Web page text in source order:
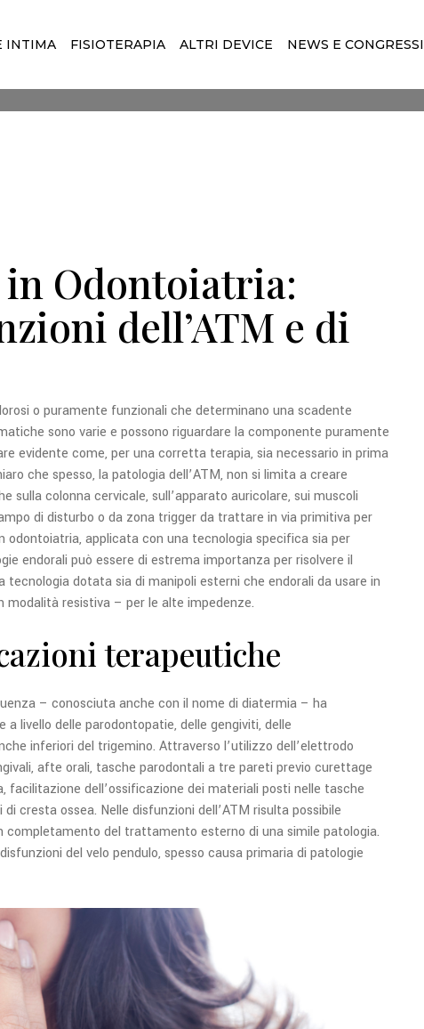
INTIMA FISIOTERAPIA ALTRI DEVICE NEWS E CONGRESSI
Odontoiatria:
dell’ATM e di
o puramente funzionali che determinano una scadente
sono varie e possono riguardare la componente puramente
evidente come, per una corretta terapia, sia necessario in prima
che spesso, la patologia dell’ATM, non si limita a creare
colonna cervicale, sull’apparato auricolare, sui muscoli
di disturbo o da zona trigger da trattare in via primitiva per
odontoiatria, applicata con una tecnologia specifica sia per
endorali può essere di estrema importanza per risolvere il
dotata sia di manipoli esterni che endorali da usare in
resistiva – per le alte impedenze.
terapeutiche
– conosciuta anche con il nome di diatermia – ha
a livello delle parodontopatie, delle gengiviti, delle
inferiori del trigemino. Attraverso l’utilizzo dell’elettrodo
afte orali, tasche parodontali a tre pareti previo curettage
dell’ossificazione dei materiali posti nelle tasche
cresta ossea. Nelle disfunzioni dell’ATM risulta possibile
del trattamento esterno di una simile patologia.
del velo pendulo, spesso causa primaria di patologie